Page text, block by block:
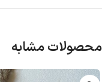
محصولات مشابه